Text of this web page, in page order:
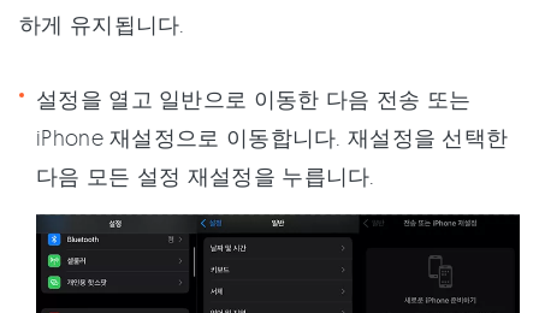
하게 유지됩니다.
설정을 열고 일반으로 이동한 다음 전송 또는
iPhone 재설정으로 이동합니다. 재설정을 선택한
다음 모든 설정 재설정을 누릅니다.